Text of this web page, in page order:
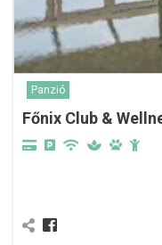
Panzió
Főnix Club &